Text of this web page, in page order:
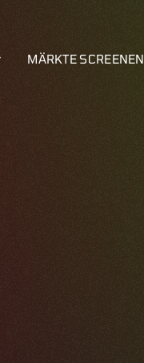
MÄRKTE SCREENEN